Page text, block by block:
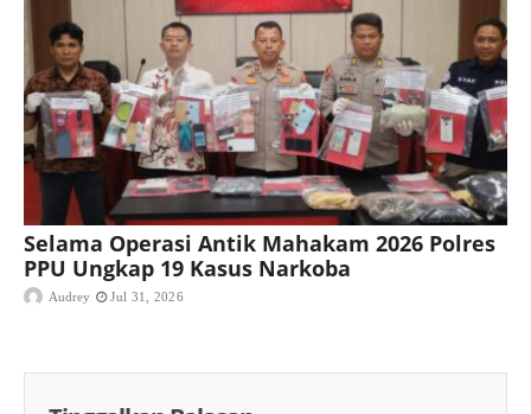
Selama Operasi Antik Mahakam 2026 Polres
PPU Ungkap 19 Kasus Narkoba
Audrey Jul 31, 2026